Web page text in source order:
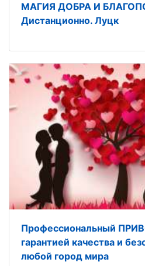
МАГИЯ ДОБРА И
Дистанционно. Луцк
Профессиональный
гарантией качества и
любой город мира